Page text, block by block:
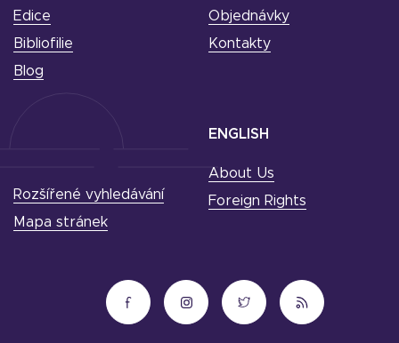
Edice
Bibliofilie
Blog
Objednávky
Kontakty
ENGLISH
About Us
Foreign Rights
Rozšířené vyhledávání
Mapa stránek